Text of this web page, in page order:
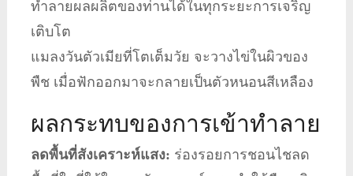
ทำลายผลผลิตของท่านได้ในทุกระยะการเจริญ
เติบโต
แมลงวันตัวเมียที่โตเต็มวัย จะวางไข่ในผิวของ
พืช เมื่อฟักออกมาจะกลายเป็นตัวหนอนสีเหลือง
ผลกระทบของการเข้าทำลาย
ลดพื้นที่สังเคราะห์แสง: ร่องรอยการชอนไชลด